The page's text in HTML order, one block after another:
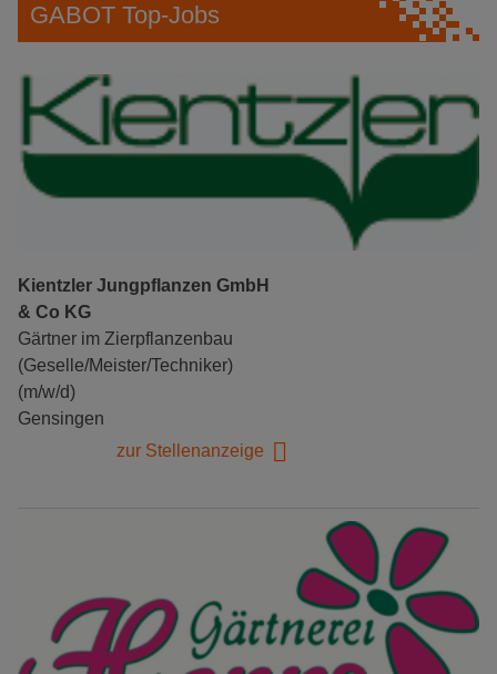
GABOT Top-Jobs
Kientzler Jungpflanzen GmbH
& Co KG
Gärtner im Zierpflanzenbau
(Geselle/Meister/Techniker)
(m/w/d)
Gensingen
zur Stellenanzeige